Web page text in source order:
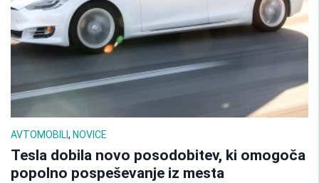
AVTOMOBILI, NOVICE
Tesla dobila novo posodobitev, ki omogoča
popolno pospeševanje iz mesta